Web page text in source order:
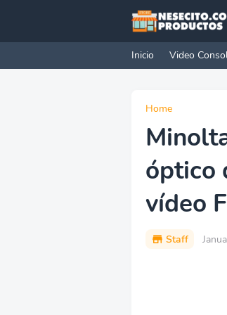
Inicio Video
Home
óptico
vídeo
Staff